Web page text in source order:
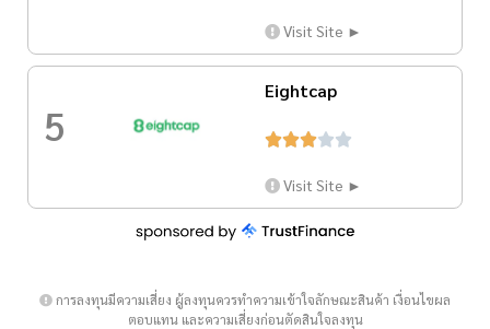
Visit Site ►
5
Eightcap

Visit Site ►
การลงทุนมีความเสี่ยง ผู้ลงทุนควรทำความเข้าใจลักษณะสินค้า เงื่อนไขผล
ตอบแทน และความเสี่ยงก่อนตัดสินใจลงทุน